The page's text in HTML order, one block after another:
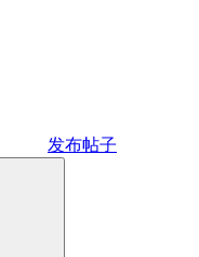
发布帖子